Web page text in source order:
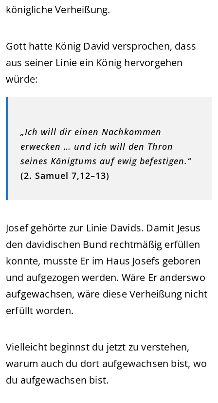
königliche Verheißung.
Gott hatte König David versprochen, dass
aus seiner Linie ein König hervorgehen
würde:
„Ich will dir einen Nachkommen
erwecken … und ich will den Thron
seines Königtums auf ewig befestigen.“
(2. Samuel 7,12–13)
Josef gehörte zur Linie Davids. Damit Jesus
den davidischen Bund rechtmäßig erfüllen
konnte, musste Er im Haus Josefs geboren
und aufgezogen werden. Wäre Er anderswo
aufgewachsen, wäre diese Verheißung nicht
erfüllt worden.
Vielleicht beginnst du jetzt zu verstehen,
warum auch du dort aufgewachsen bist, wo
du aufgewachsen bist.